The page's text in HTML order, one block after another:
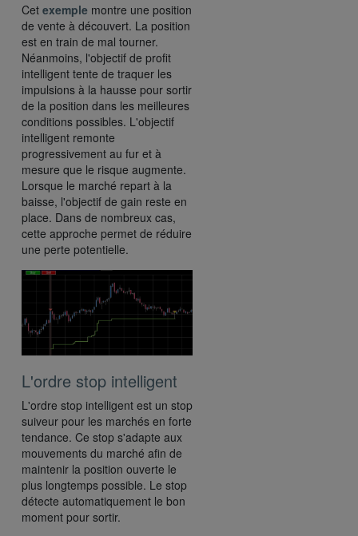
Cet exemple montre une position
de vente à découvert. La position
est en train de mal tourner.
Néanmoins, l'objectif de profit
intelligent tente de traquer les
impulsions à la hausse pour sortir
de la position dans les meilleures
conditions possibles. L'objectif
intelligent remonte
progressivement au fur et à
mesure que le risque augmente.
Lorsque le marché repart à la
baisse, l'objectif de gain reste en
place. Dans de nombreux cas,
cette approche permet de réduire
une perte potentielle.
L'ordre stop intelligent
L'ordre stop intelligent est un stop
suiveur pour les marchés en forte
tendance. Ce stop s'adapte aux
mouvements du marché afin de
maintenir la position ouverte le
plus longtemps possible. Le stop
détecte automatiquement le bon
moment pour sortir.